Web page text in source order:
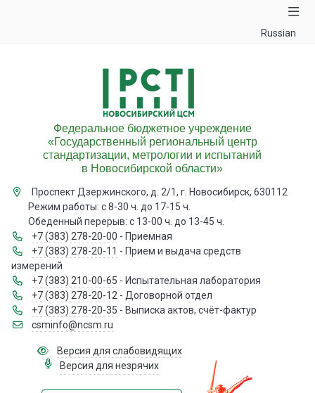
Russian
Федеральное бюджетное учреждение
«Государственный региональный центр
стандартизации, метрологии и испытаний
в Новосибирской области»
Проспект Дзержинского, д. 2/1, г. Новосибирск, 630112
Режим работы: с 8-30 ч. до 17-15 ч.
Обеденный перерыв: с 13-00 ч. до 13-45 ч.
+7 (383) 278-20-00 - Приемная
+7 (383) 278-20-11 - Прием и выдача средств
измерений
+7 (383) 210-00-65 - Испытательная лаборатория
+7 (383) 278-20-12 - Договорной отдел
+7 (383) 278-20-35 - Выписка актов, счёт-фактур
csminfo@ncsm.ru
Версия для слабовидящих
Версия для незрячих